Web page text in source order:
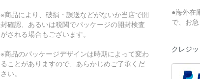
※商品により、破損・誤送などがないか当店で開
封確認、あるいは税関でパッケージの開封検査
がされる場合もございます。
※商品のパッケージデザインは時期によって変わ
ることがありますので、あらかじめご了承くだ
さい。
●海外在
で、お
クレジ